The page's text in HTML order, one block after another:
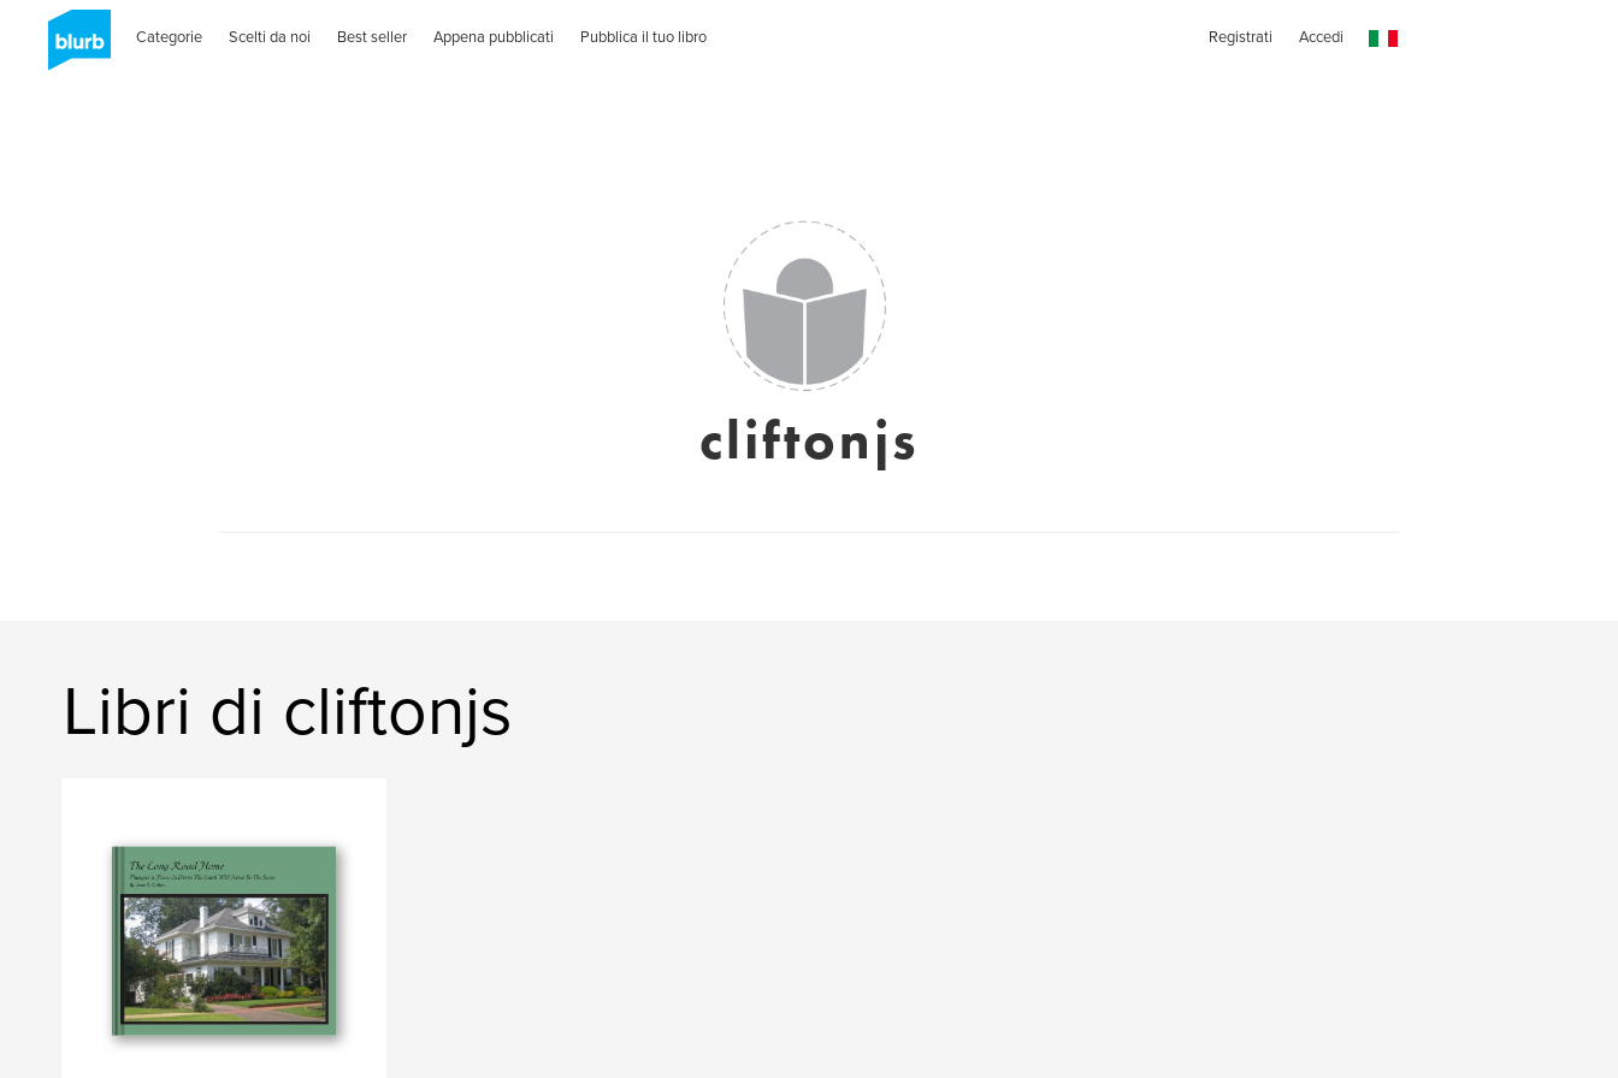
Categorie Scelti da noi Best seller Appena pubblicati Pubblica il tuo libro Registrati Accedi
cliftonjs
Libri di cliftonjs